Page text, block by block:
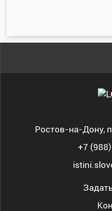
Ростов-на-Дону,
+7